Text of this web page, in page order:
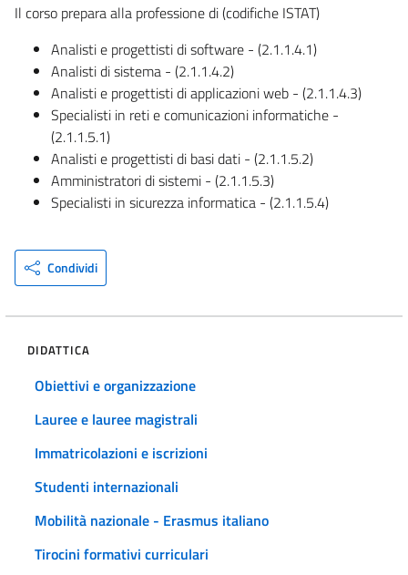
Il corso prepara alla professione di (codifiche ISTAT)
Analisti e progettisti di software - (2.1.1.4.1)
Analisti di sistema - (2.1.1.4.2)
Analisti e progettisti di applicazioni web - (2.1.1.4.3)
Specialisti in reti e comunicazioni informatiche -
(2.1.1.5.1)
Analisti e progettisti di basi dati - (2.1.1.5.2)
Amministratori di sistemi - (2.1.1.5.3)
Specialisti in sicurezza informatica - (2.1.1.5.4)
Condividi
DIDATTICA
Obiettivi e organizzazione
Lauree e lauree magistrali
Immatricolazioni e iscrizioni
Studenti internazionali
Mobilità nazionale - Erasmus italiano
Tirocini formativi curriculari